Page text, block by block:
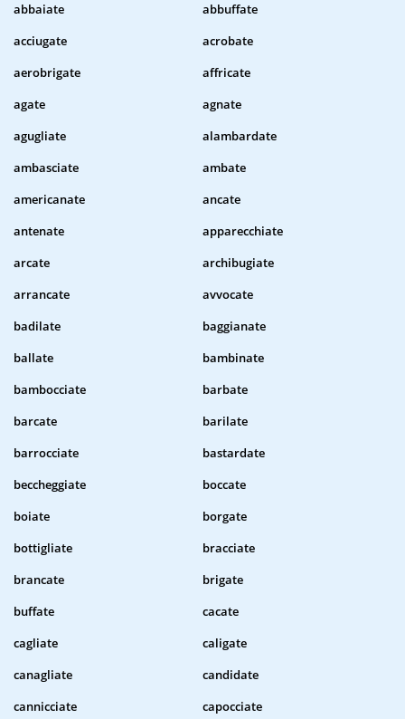
abbaiate
abbuffate
acciugate
acrobate
aerobrigate
affricate
agate
agnate
agugliate
alambardate
ambasciate
ambate
americanate
ancate
antenate
apparecchiate
arcate
archibugiate
arrancate
avvocate
badilate
baggianate
ballate
bambinate
bambocciate
barbate
barcate
barilate
barrocciate
bastardate
beccheggiate
boccate
boiate
borgate
bottigliate
bracciate
brancate
brigate
buffate
cacate
cagliate
caligate
canagliate
candidate
cannicciate
capocciate